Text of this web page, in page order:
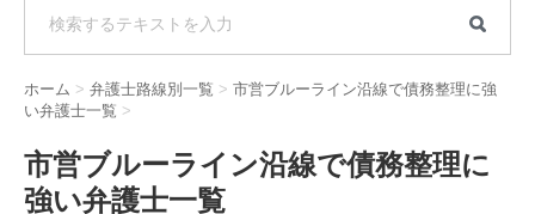
ホーム > 弁護士路線別一覧 > 市営ブルーライン沿線で債務整理に強
い弁護士一覧 >
市営ブルーライン沿線で債務整理に
強い弁護士一覧